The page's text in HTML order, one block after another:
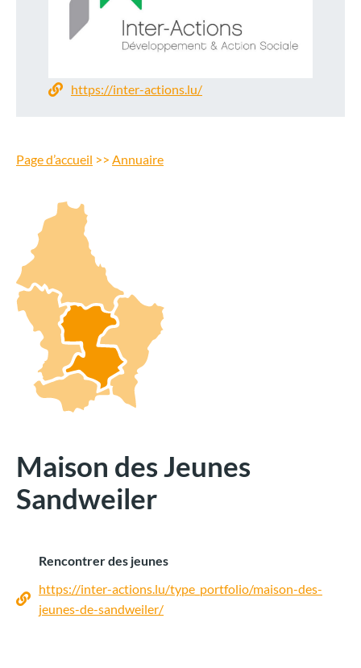
https://inter-actions.lu/
Page d’accueil >> Annuaire
Maison des Jeunes
Sandweiler
Rencontrer des jeunes
https://inter-actions.lu/type_portfolio/maison-des-
jeunes-de-sandweiler/